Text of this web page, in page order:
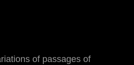
of passages of